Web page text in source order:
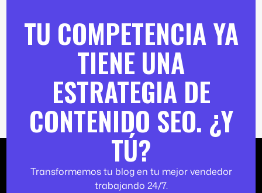
TU COMPETENCIA YA
TIENE UNA
ESTRATEGIA DE
CONTENIDO SEO. ¿Y
TÚ?
Transformemos tu blog en tu mejor vendedor
trabajando 24/7.